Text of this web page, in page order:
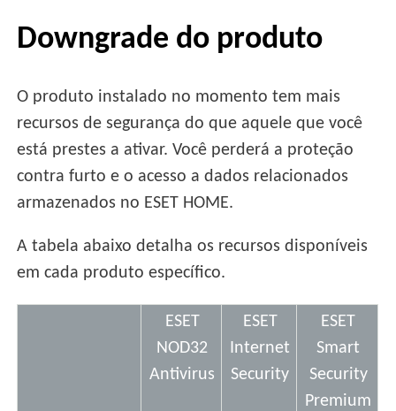
Downgrade do produto
O produto instalado no momento tem mais
recursos de segurança do que aquele que você
está prestes a ativar. Você perderá a proteção
contra furto e o acesso a dados relacionados
armazenados no ESET HOME.
A tabela abaixo detalha os recursos disponíveis
em cada produto específico.
ESET
NOD32
Antivirus
ESET
Internet
Security
ESET
Smart
Security
Premium